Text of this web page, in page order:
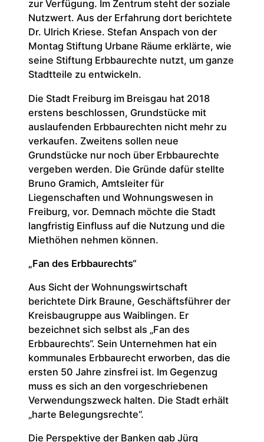
zur Verfügung. Im Zentrum steht der soziale
Nutzwert. Aus der Erfahrung dort berichtete
Dr. Ulrich Kriese. Stefan Anspach von der
Montag Stiftung Urbane Räume erklärte, wie
seine Stiftung Erbbaurechte nutzt, um ganze
Stadtteile zu entwickeln.
Die Stadt Freiburg im Breisgau hat 2018
erstens beschlossen, Grundstücke mit
auslaufenden Erbbaurechten nicht mehr zu
verkaufen. Zweitens sollen neue
Grundstücke nur noch über Erbbaurechte
vergeben werden. Die Gründe dafür stellte
Bruno Gramich, Amtsleiter für
Liegenschaften und Wohnungswesen in
Freiburg, vor. Demnach möchte die Stadt
langfristig Einfluss auf die Nutzung und die
Miethöhen nehmen können.
„Fan des Erbbaurechts“
Aus Sicht der Wohnungswirtschaft
berichtete Dirk Braune, Geschäftsführer der
Kreisbaugruppe aus Waiblingen. Er
bezeichnet sich selbst als „Fan des
Erbbaurechts“. Sein Unternehmen hat ein
kommunales Erbbaurecht erworben, das die
ersten 50 Jahre zinsfrei ist. Im Gegenzug
muss es sich an den vorgeschriebenen
Verwendungszweck halten. Die Stadt erhält
„harte Belegungsrechte“.
Die Perspektive der Banken gab Jürg